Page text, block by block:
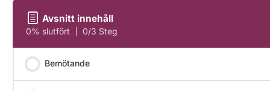
Avsnitt innehåll
0% slutfört 0/3 Steg
Bemötande